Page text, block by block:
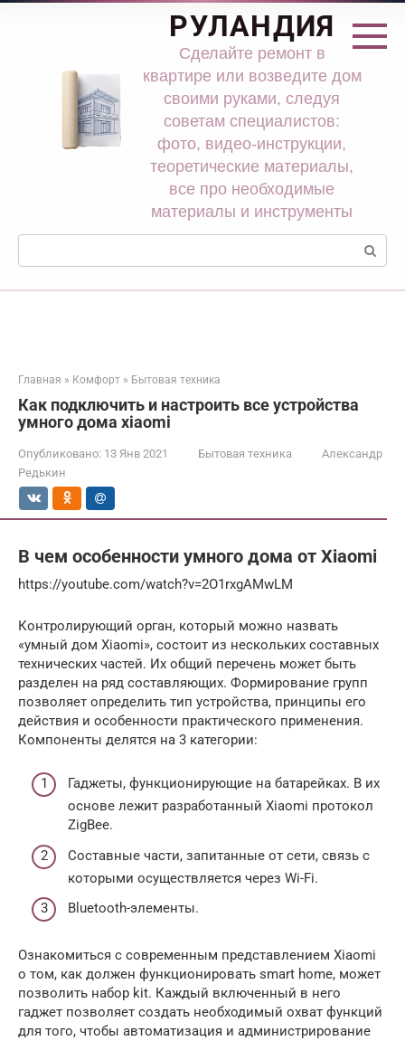
Перейти
РУЛАНДИЯ
Сделайте ремонт в
квартире или возведите дом
своими руками, следуя
советам специалистов:
фото, видео-инструкции,
теоретические материалы,
все про необходимые
материалы и инструменты
Поиск:
Главная » Комфорт » Бытовая техника
Как подключить и настроить все устройства
умного дома xiaomi
Опубликовано: 13 Янв 2021 Бытовая техника
Александр
Редькин
В чем особенности умного дома от Xiaomi
https://youtube.com/watch?v=2O1rxgAMwLM
Контролирующий орган, который можно назвать
«умный дом Xiaomi», состоит из нескольких составных
технических частей. Их общий перечень может быть
разделен на ряд составляющих. Формирование групп
позволяет определить тип устройства, принципы его
действия и особенности практического применения.
Компоненты делятся на 3 категории:
Гаджеты, функционирующие на батарейках. В их
основе лежит разработанный Xiaomi протокол
ZigBee.
Составные части, запитанные от сети, связь с
которыми осуществляется через Wi-Fi.
Bluetooth-элементы.
Ознакомиться с современным представлением Xiaomi
о том, как должен функционировать smart home, может
позволить набор kit. Каждый включенный в него
гаджет позволяет создать необходимый охват функций
для того, чтобы автоматизация и администрирование